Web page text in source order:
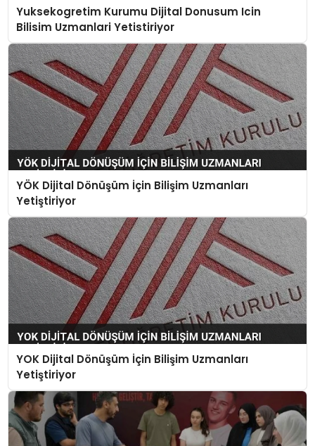
Yuksekogretim Kurumu Dijital Donusum Icin
Bilisim Uzmanlari Yetistiriyor
YÖK Dijital Dönüşüm İçin Bilişim Uzmanları
Yetiştiriyor
YOK Dijital Dönüşüm İçin Bilişim Uzmanları
Yetiştiriyor